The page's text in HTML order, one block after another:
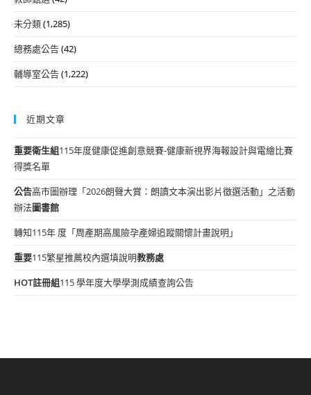
未分類(1,285)
總務處公告(42)
輔導室公告(1,222)
近期文章
重要衛生組115年度健康促進創意競賽-健康新視界海報設計與電繪比賽
得獎名單
公告高市圖辦理「2026朗聲大賞：朗讀文本演出影片徵選活動」之活動
辦法圖書館
轉知115年 度「周產期高風險孕產婦追蹤關懷計畫說明」
重要115繁星推薦校內選填說明教務處
HOT註冊組115 學年度大學學測成績查詢公告